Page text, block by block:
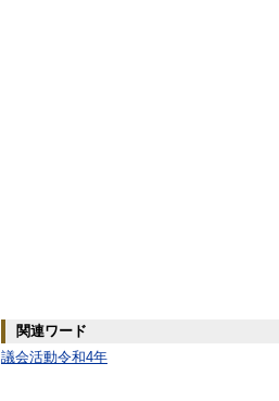
関連ワード
議会活動令和4年